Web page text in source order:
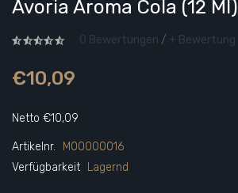
Avoria Aroma Cola (12 Ml)
0 Bewertungen / + Bewertung
€10,09
Netto €10,09
Artikelnr.
M00000016
Verfügbarkeit
Lagernd